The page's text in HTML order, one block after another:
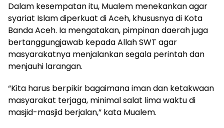
Dalam kesempatan itu, Mualem menekankan agar
syariat Islam diperkuat di Aceh, khususnya di Kota
Banda Aceh. Ia mengatakan, pimpinan daerah juga
bertanggungjawab kepada Allah SWT agar
masyarakatnya menjalankan segala perintah dan
menjauhi larangan.
“Kita harus berpikir bagaimana iman dan ketakwaan
masyarakat terjaga, minimal salat lima waktu di
masjid-masjid berjalan,” kata Mualem.